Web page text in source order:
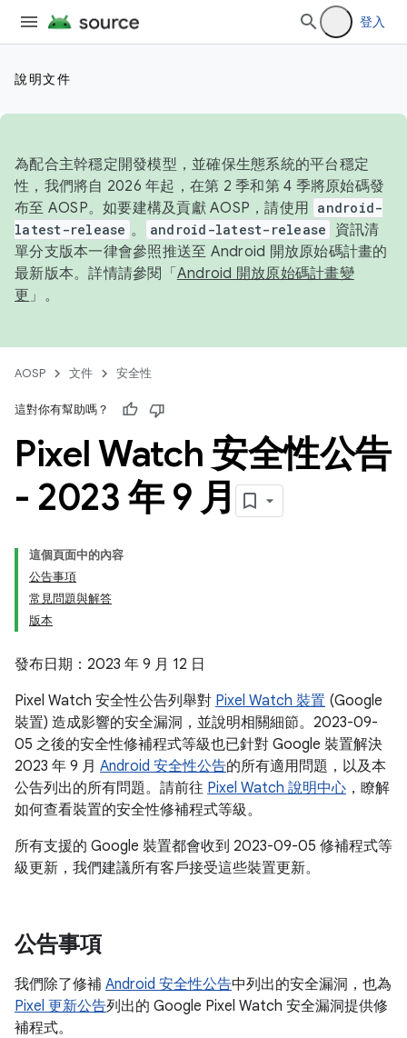
登入
說明文件
為配合主幹穩定開發模型，並確保生態系統的平台穩定
性，我們將自 2026 年起，在第 2 季和第 4 季將原始碼發
布至 AOSP。如要建構及貢獻 AOSP，請使用 android-
latest-release 。 android-latest-release
資訊清
單分支版本一律會參照推送至 Android 開放原始碼計畫的
最新版本。詳情請參閱「 Android 開放原始碼計畫變
更 」。
AOSP 文件 安全性
這對你有幫助嗎？
Pixel Watch 安全性公告
- 2023 年 9 月
這個頁面中的內容
公告事項
常見問題與解答
版本
發布日期：2023 年 9 月 12 日
Pixel Watch 安全性公告列舉對 Pixel Watch 裝置 (Google
裝置) 造成影響的安全漏洞，並說明相關細節。2023-09-
05 之後的安全性修補程式等級也已針對 Google 裝置解決
2023 年 9 月 Android 安全性公告的所有適用問題，以及本
公告列出的所有問題。請前往 Pixel Watch 說明中心 ，瞭解
如何查看裝置的安全性修補程式等級。
所有支援的 Google 裝置都會收到 2023-09-05 修補程式等
級更新，我們建議所有客戶接受這些裝置更新。
公告事項
我們除了修補 Android 安全性公告中列出的安全漏洞，也為
Pixel 更新公告列出的 Google Pixel Watch 安全漏洞提供修
補程式。